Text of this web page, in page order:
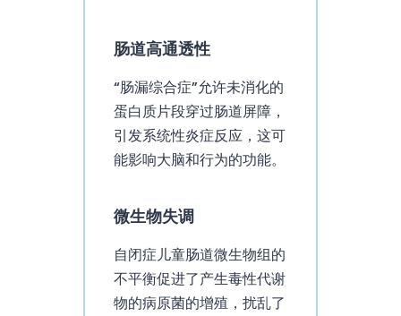
肠道高通透性
“肠漏综合症”允许未消化的
蛋白质片段穿过肠道屏障，
引发系统性炎症反应，这可
能影响大脑和行为的功能。
微生物失调
自闭症儿童肠道微生物组的
不平衡促进了产生毒性代谢
物的病原菌的增殖，扰乱了